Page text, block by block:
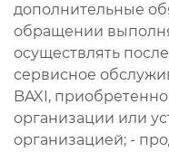
дополнительные
обращении
осуществлять
сервисное
BAXI,
организации или
организацией; -